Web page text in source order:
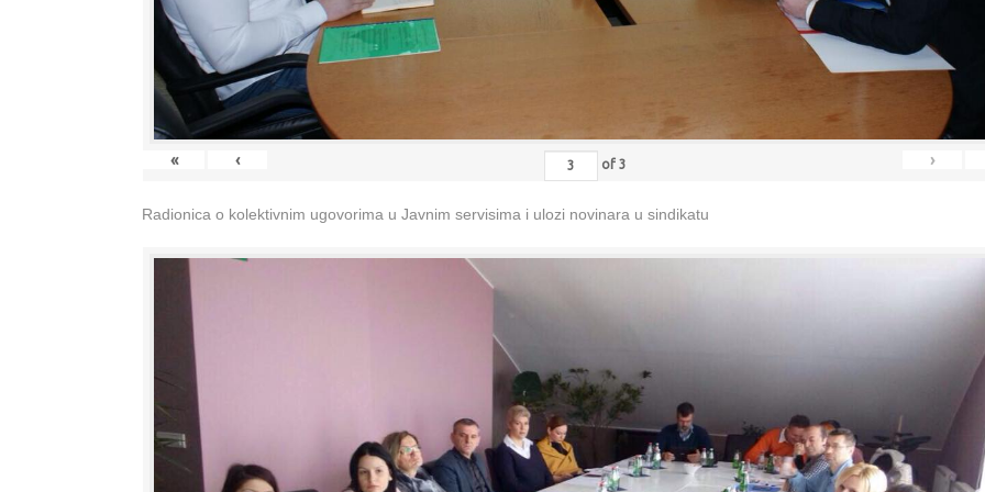
« ‹ of 3 ›
Radionica o kolektivnim ugovorima u Javnim servisima i ulozi novinara u sindikatu